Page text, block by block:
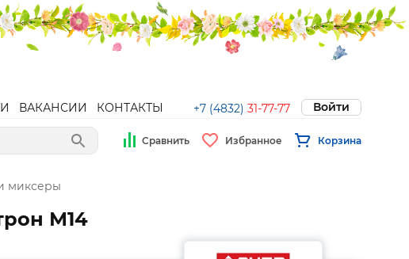
ВАКАНСИИ КОНТАКТЫ +7 (4832) 31-77-77 Войти
Сравнить Избранное Корзина
миксеры
М14